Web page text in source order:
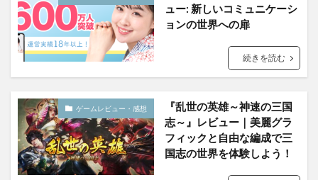
ュー: 新しいコミュニケーシ
ョンの世界への扉
続きを読む
ゲームレビュー・感想
『乱世の英雄～神速の三国
志～』レビュー｜美麗グラ
フィックと自由な編成で三
国志の世界を体験しよう！